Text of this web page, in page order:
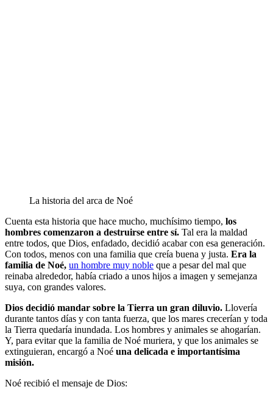
La historia del arca de Noé
Cuenta esta historia que hace mucho, muchísimo tiempo, los
hombres comenzaron a destruirse entre sí. Tal era la maldad
entre todos, que Dios, enfadado, decidió acabar con esa generación.
Con todos, menos con una familia que creía buena y justa. Era la
familia de Noé, un hombre muy noble que a pesar del mal que
reinaba alrededor, había criado a unos hijos a imagen y semejanza
suya, con grandes valores.
Dios decidió mandar sobre la Tierra un gran diluvio. Llovería
durante tantos días y con tanta fuerza, que los mares crecerían y toda
la Tierra quedaría inundada. Los hombres y animales se ahogarían.
Y, para evitar que la familia de Noé muriera, y que los animales se
extinguieran, encargó a Noé una delicada e importantísima
misión.
Noé recibió el mensaje de Dios: